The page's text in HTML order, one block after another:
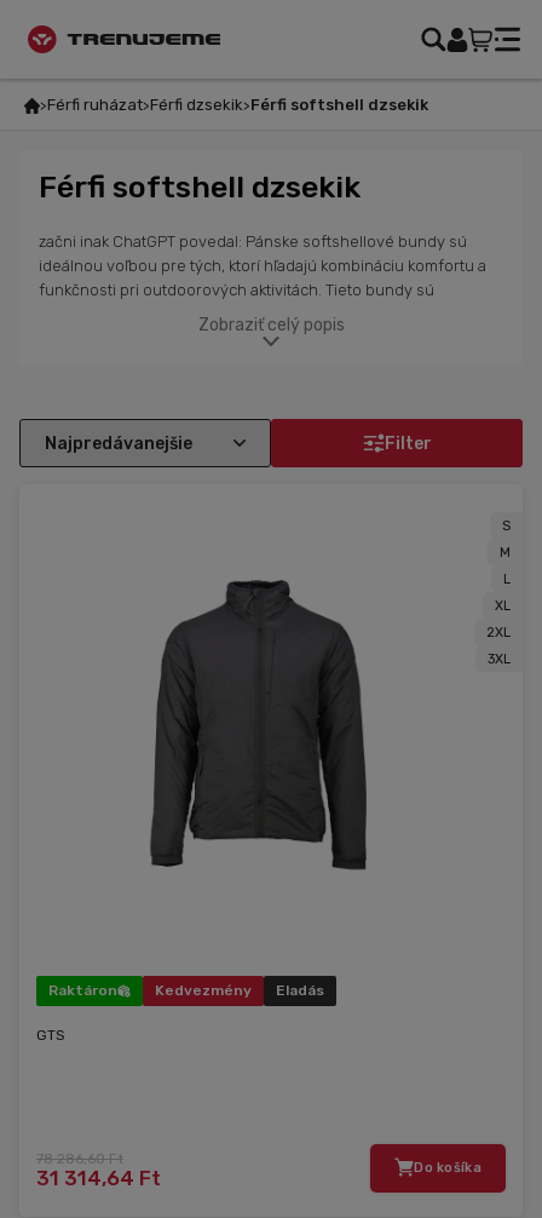
Férfi ruházat Férfi dzsekik Férfi softshell dzsekik
Férfi softshell dzsekik
začni inak ChatGPT povedal: Pánske softshellové bundy sú
ideálnou voľbou pre tých, ktorí hľadajú kombináciu komfortu a
funkčnosti pri outdoorových aktivitách. Tieto bundy sú
vyrobené z ľahkých, priedušných a odolných materiálov, ktoré
zabezpečia ochranu pred vetrom a miernym dažďom, pričom ti
Bundy sú navrhnuté s praktickými prvkami, ako sú vrecká,
Zobraziť celý popis
Filter
S
M
L
XL
2XL
3XL
Raktáron Kedvezmény Eladás
GTS
78 286,60 Ft
31 314,64 Ft Do košíka